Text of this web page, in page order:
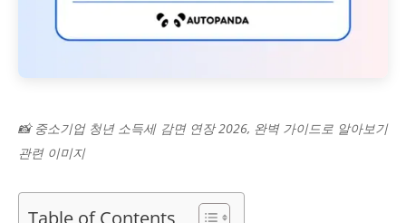
📸 중소기업 청년 소득세 감면 연장 2026, 완벽 가이드로 알아보기
관련 이미지
Table of Contents